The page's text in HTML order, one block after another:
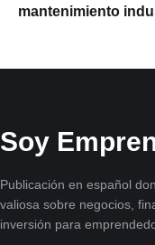
mantenimiento
Soy
Publicación en español
valiosa sobre negocios,
inversión para